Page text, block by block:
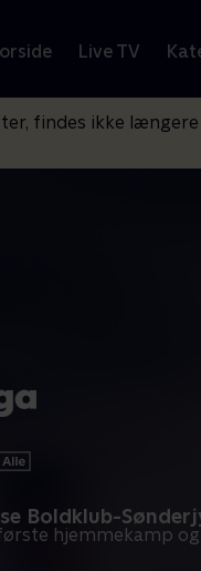
Live TV
findes ikke
Boldklub-
hjemmekamp